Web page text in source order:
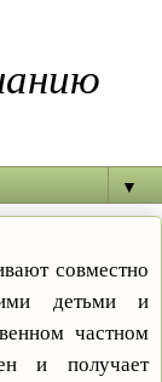
▼
совместно
детьми и
частном
и получает